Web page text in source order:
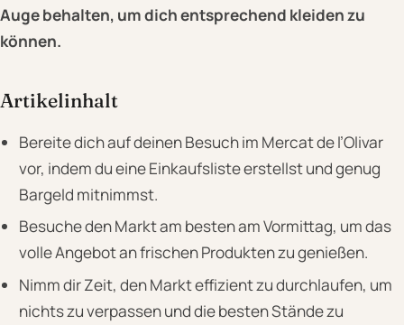
Auge behalten, um dich entsprechend kleiden zu
können.
Artikelinhalt
Bereite dich auf deinen Besuch im Mercat de l’Olivar
vor, indem du eine Einkaufsliste erstellst und genug
Bargeld mitnimmst.
Besuche den Markt am besten am Vormittag, um das
volle Angebot an frischen Produkten zu genießen.
Nimm dir Zeit, den Markt effizient zu durchlaufen, um
nichts zu verpassen und die besten Stände zu